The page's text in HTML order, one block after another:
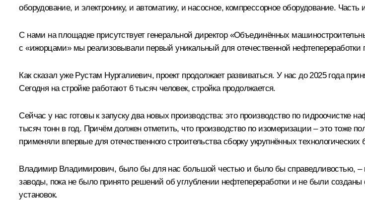
оборудование, и электронику, и автоматику, и насосное, компрессорное оборудование.
С нами на площадке присутствует генеральной директор «Объединённых
с «ижорцами» мы реализовывали первый уникальный для отечественной
Как сказал уже Рустам Нургалиевич, проект продолжает развиваться. У нас до 2025 года
Сегодня на стройке работают 6 тысяч человек, стройка продолжается.
Сейчас у нас готовы к запуску два новых производства: это производство по
тысяч тонн в год. Причём должен отметить, что производство по изомеризации – это тоже
применяли впервые для отечественного строительства сборку укрупнённых технологических
Владимир Владимирович, было бы для нас большой честью и было бы справедливостью, –
заводы, пока не было принято решений об углублении нефтепереработки и не были
установок.